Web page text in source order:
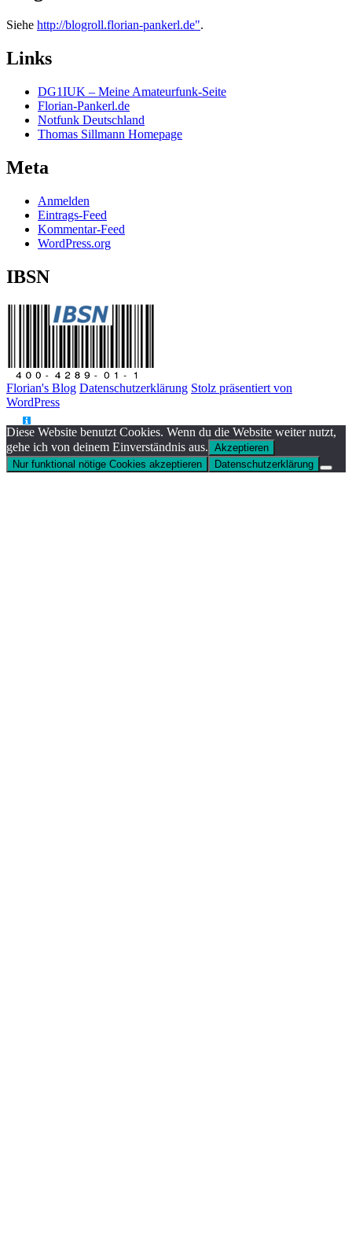
Siehe http://blogroll.florian-pankerl.de".
Links
DG1IUK – Meine Amateurfunk-Seite
Florian-Pankerl.de
Notfunk Deutschland
Thomas Sillmann Homepage
Meta
Anmelden
Eintrags-Feed
Kommentar-Feed
WordPress.org
IBSN
Florian's Blog Datenschutzerklärung Stolz präsentiert von
WordPress
Diese Website benutzt Cookies. Wenn du die Website weiter nutzt,
gehe ich von deinem Einverständnis aus. Akzeptieren
Nur funktional nötige Cookies akzeptieren
Datenschutzerklärung